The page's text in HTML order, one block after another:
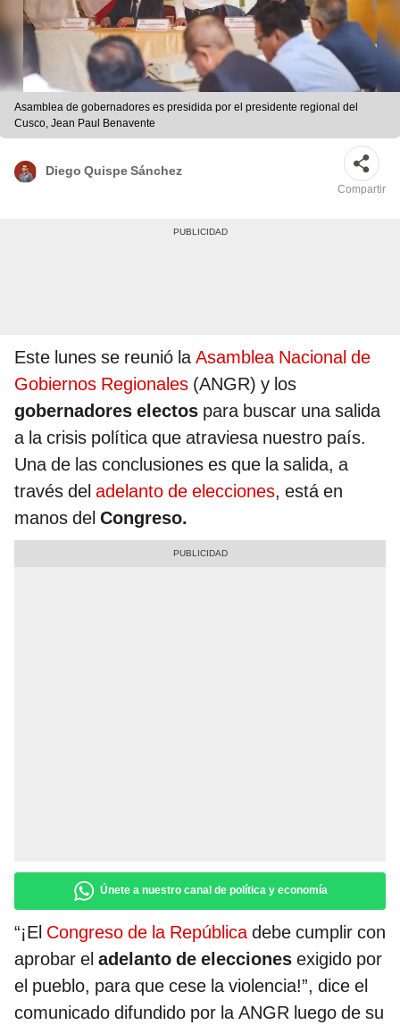
Asamblea de gobernadores es presidida por el presidente regional del
Cusco, Jean Paul Benavente
Diego Quispe Sánchez
Compartir
Este lunes se reunió laAsamblea Nacional de
Gobiernos Regionales (ANGR) y los
gobernadores electos para buscar una salida
a la crisis política que atraviesa nuestro país.
Una de las conclusiones es que la salida, a
través del adelanto de elecciones, está en
manos del Congreso.
Únete a nuestro canal de política y economía
“¡El Congreso de la Repúblicadebe cumplir con
aprobar el adelanto de elecciones exigido por
el pueblo, para que cese la violencia!”, dice el
comunicado difundido por la ANGR luego de su